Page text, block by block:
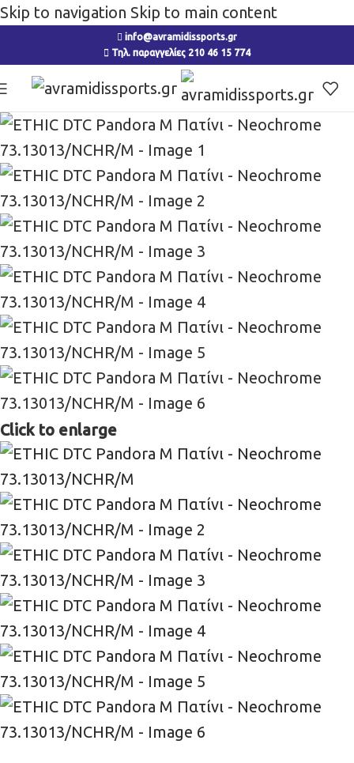
Skip to navigation Skip to main content
info@avramidissports.gr
Τηλ. παραγγελίες 210 46 15 774
Click to enlarge